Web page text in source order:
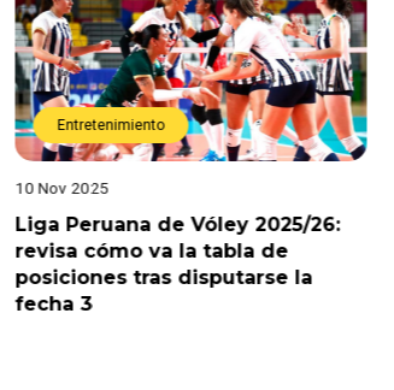
Entretenimiento
10 Nov 2025
Liga Peruana de Vóley 2025/26:
revisa cómo va la tabla de
posiciones tras disputarse la
fecha 3